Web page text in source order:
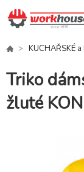
KUCHAŘSKÉ a
Triko
žluté